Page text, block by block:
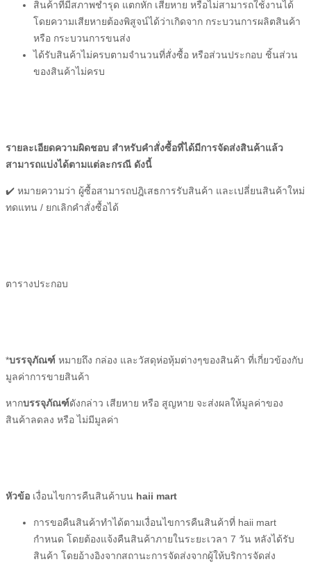
สินค้าที่มีสภาพชำรุด แตกหัก เสียหาย หรือไม่สามารถใช้งานได้
โดยความเสียหายต้องพิสูจน์ได้ว่าเกิดจาก กระบวนการผลิตสินค้า
หรือ กระบวนการขนส่ง
ได้รับสินค้าไม่ครบตามจำนวนที่สั่งซื้อ หรือส่วนประกอบ ชิ้นส่วน
ของสินค้าไม่ครบ
รายละเอียดความผิดชอบ สำหรับคำสั่งซื้อที่ได้มีการจัดส่งสินค้าแล้ว
สามารถแบ่งได้ตามแต่ละกรณี ดังนี้
✔️ หมายความว่า ผู้ซื้อสามารถปฎิเสธการรับสินค้า และเปลี่ยนสินค้าใหม่
ทดแทน / ยกเลิกคำสั่งซื้อได้
ตารางประกอบ
*บรรจุภัณฑ์ หมายถึง กล่อง และวัสดุห่อหุ้มต่างๆของสินค้า ที่เกี่ยวข้องกับ
มูลค่าการขายสินค้า
หากบรรจุภัณฑ์ดังกล่าว เสียหาย หรือ สูญหาย จะส่งผลให้มูลค่าของ
สินค้าลดลง หรือ ไม่มีมูลค่า
หัวข้อ เงื่อนไขการคืนสินค้าบน haii mart
การขอคืนสินค้าทำได้ตามเงื่อนไขการคืนสินค้าที่ haii mart
กำหนด โดยต้องแจ้งคืนสินค้าภายในระยะเวลา 7 วัน หลังได้รับ
สินค้า โดยอ้างอิงจากสถานะการจัดส่งจากผู้ให้บริการจัดส่ง